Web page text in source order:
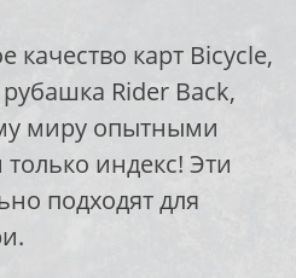
карт Bicycle,
Rider Back,
миру опытными
индекс! Эти
подходят для